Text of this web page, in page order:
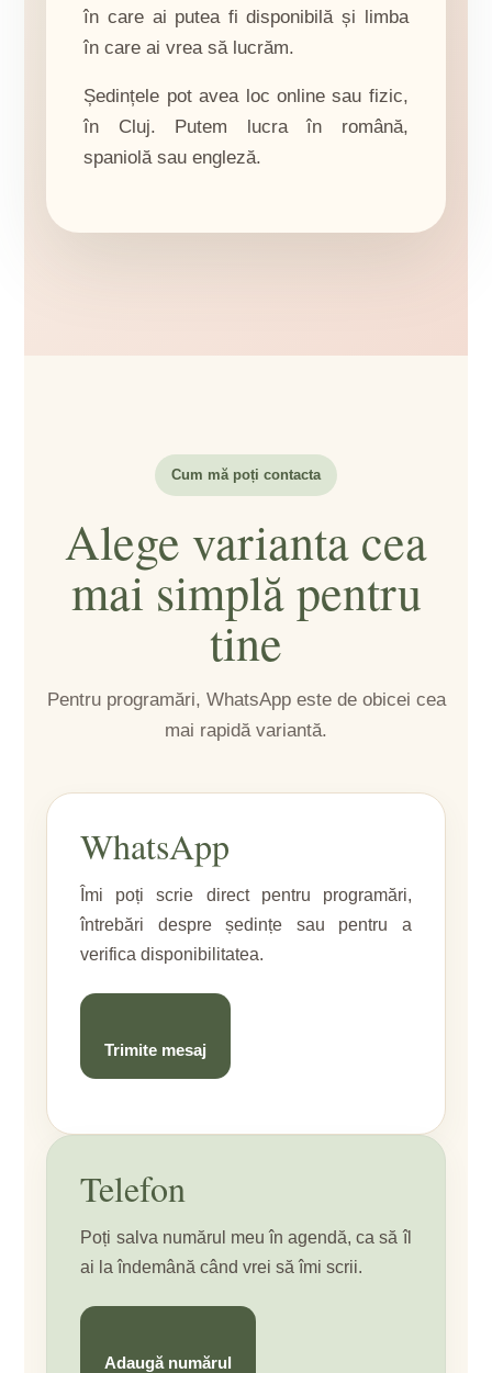
în care ai putea fi disponibilă și limba
în care ai vrea să lucrăm.
Ședințele pot avea loc online sau fizic,
în Cluj. Putem lucra în română,
spaniolă sau engleză.
Cum mă poți contacta
Alege varianta cea
mai simplă pentru
tine
Pentru programări, WhatsApp este de obicei cea
mai rapidă variantă.
WhatsApp
Îmi poți scrie direct pentru programări,
întrebări despre ședințe sau pentru a
verifica disponibilitatea.
Trimite mesaj
Telefon
Poți salva numărul meu în agendă, ca să îl
ai la îndemână când vrei să îmi scrii.
Adaugă numărul